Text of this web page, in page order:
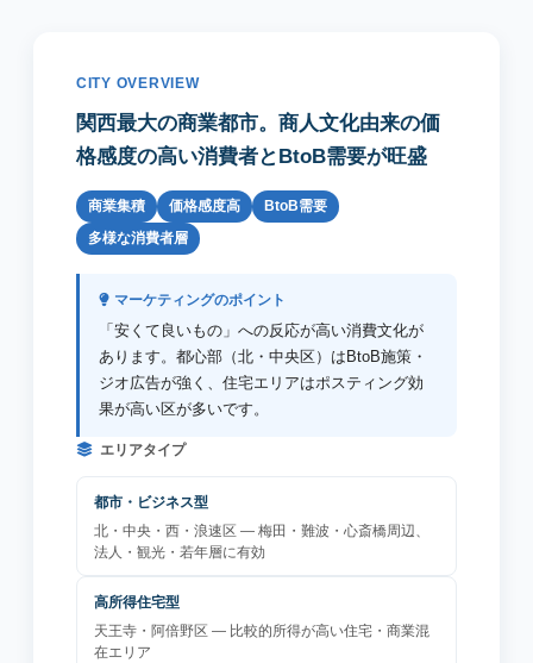
CITY OVERVIEW
関西最大の商業都市。商人文化由来の価
格感度の高い消費者とBtoB需要が旺盛
商業集積 価格感度高 BtoB需要
多様な消費者層
マーケティングのポイント
「安くて良いもの」への反応が高い消費文化が
あります。都心部（北・中央区）はBtoB施策・
ジオ広告が強く、住宅エリアはポスティング効
果が高い区が多いです。
エリアタイプ
都市・ビジネス型
北・中央・西・浪速区 — 梅田・難波・心斎橋周辺、
法人・観光・若年層に有効
高所得住宅型
天王寺・阿倍野区 — 比較的所得が高い住宅・商業混
在エリア